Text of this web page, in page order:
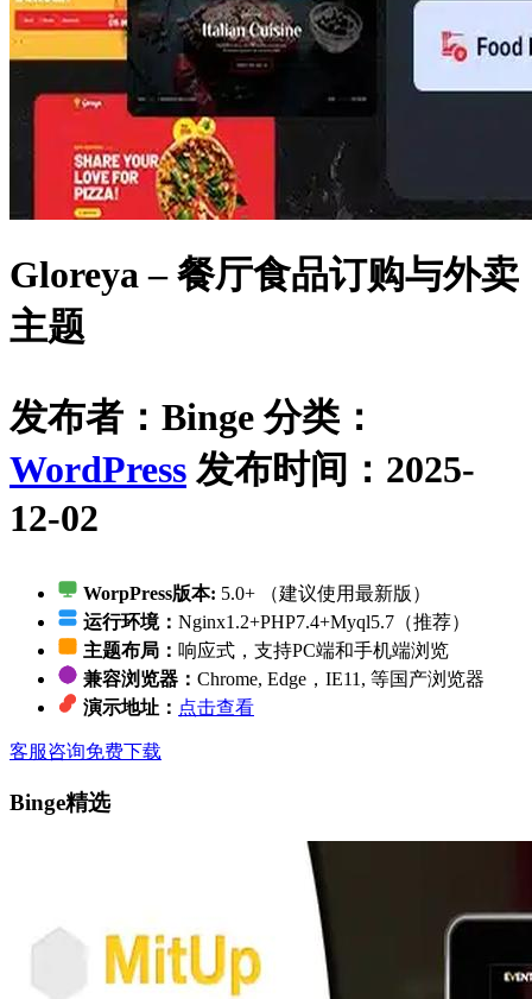
Gloreya – 餐厅食品订购与外卖
主题
发布者：Binge 分类：
WordPress 发布时间：2025-
12-02
WorpPress版本: 5.0+ （建议使用最新版）
运行环境： Nginx1.2+PHP7.4+Myql5.7（推荐）
主题布局： 响应式，支持PC端和手机端浏览
兼容浏览器： Chrome, Edge，IE11, 等国产浏览器
演示地址： 点击查看
客服咨询免费下载
Binge精选